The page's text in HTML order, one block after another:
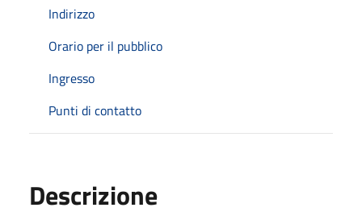
Indirizzo
Orario per il pubblico
Ingresso
Punti di contatto
Descrizione